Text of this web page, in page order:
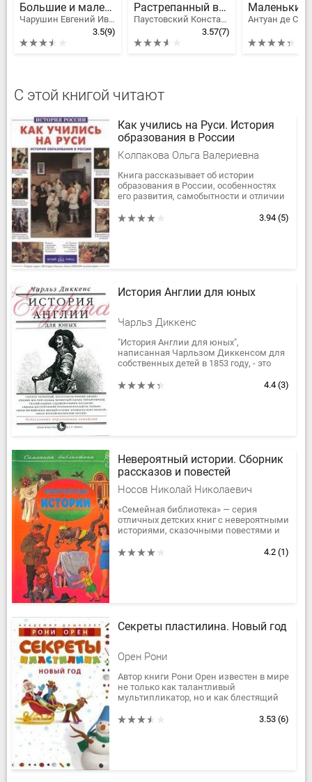
Большие и маленькие
Чарушин Евгений Иванович
3.5(9)
Растрепанный воробей
Паустовский Константин Георгиевич
3.57(7)
Маленький
С этой книгой читают
Как учились на Руси. История
образования в России
Колпакова Ольга Валериевна
Книга рассказывает об истории
образования в России, особенностях
его развития, самобытности и отличии
нескольких очерках повествуется, как...
3.94 (5)
История Англии для юных
Чарльз Диккенс
"История Англии для юных",
написанная Чарльзом Диккенсом для
собственных детей в 1853 году, - это
искрящееся юмором повествование о
4.4 (3)
Невероятный истории. Сборник
рассказов и повестей
Носов Николай Николаевич
«Семейная библиотека» — серия
отличных детских книг с невероятными
историями, сказочными повестями и
вошли рассказы и повести...
4.2 (1)
Секреты пластилина. Новый год
Орен Рони
Автор книги Рони Орен известен в мире
не только как талантливый
мультипликатор, но и как блестящий
работы с детьми. Методика Рони3.53 (6)